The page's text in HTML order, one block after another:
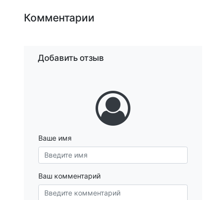
Комментарии
Добавить отзыв
Ваше имя
Ваш комментарий